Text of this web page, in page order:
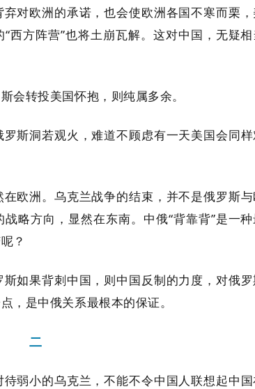
对欧洲的承诺，也会使欧洲各国不寒而栗，
西方阵营”也将土崩瓦解。这对中国，无疑相
会转投美国怀抱，则纯属多余。
斯洞若观火，难道不顾虑有一天美国会同
欧洲。乌克兰战争的结束，并不是俄罗斯与
略方向，显然在东南。中俄“背靠背”是一种
？
如果背刺中国，则中国反制的力度，对俄
，是中俄关系最根本的保证。
二
弱小的乌克兰，不能不令中国人联想起中国